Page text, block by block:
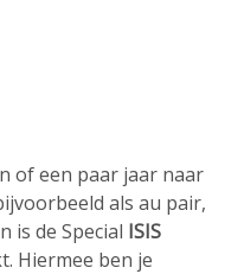
of een paar jaar naar
als au pair,
is de Special ISIS
Hiermee ben je